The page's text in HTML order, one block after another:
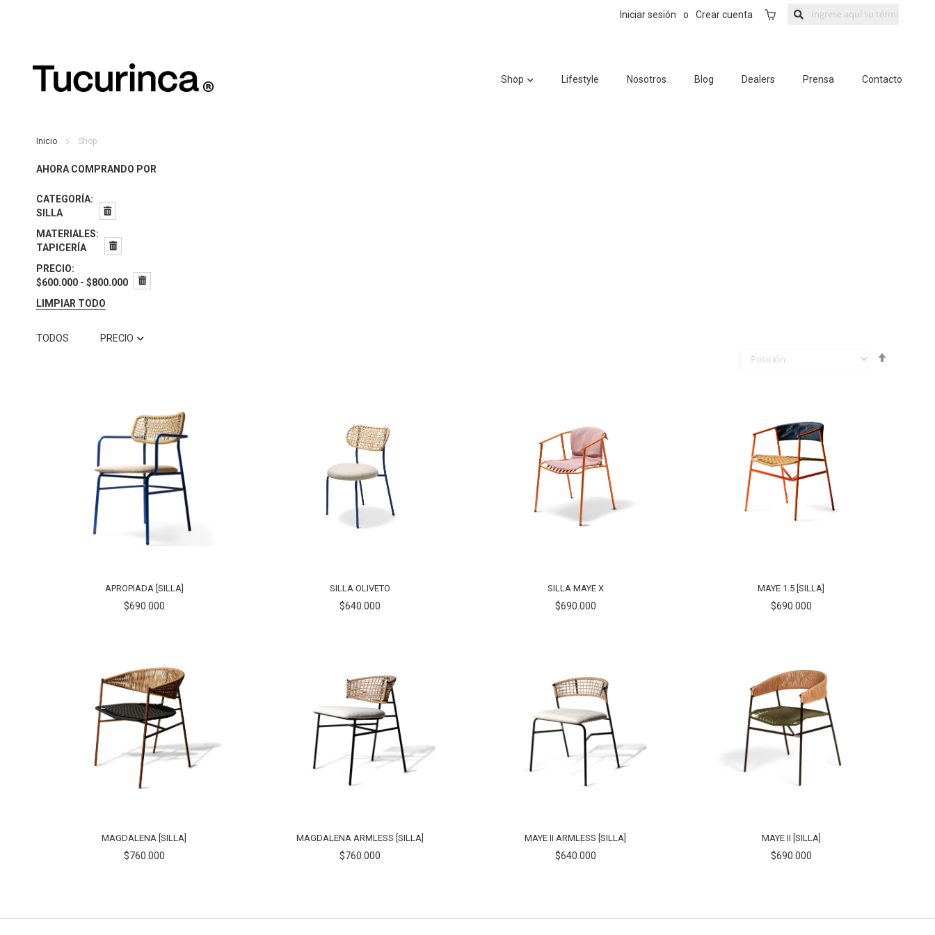
Iniciar sesión o Crear cuenta Mi Carrito
Shop Lifestyle Nosotros Blog Dealers Prensa Contacto
Inicio Shop
AHORA COMPRANDO POR
CATEGORÍA
SILLA
MATERIALES
TAPICERÍA
PRECIO
$600.000 - $800.000
LIMPIAR TODO
TODOS
PRECIO
APROPIADA [SILLA]
$690.000
SILLA OLIVETO
$640.000
SILLA MAYE X
$690.000
MAYE 1.5 [SILLA]
$690.000
MAGDALENA [SILLA]
$760.000
MAGDALENA ARMLESS [SILLA]
$760.000
MAYE II ARMLESS [SILLA]
$640.000
MAYE II [SILLA]
$690.000